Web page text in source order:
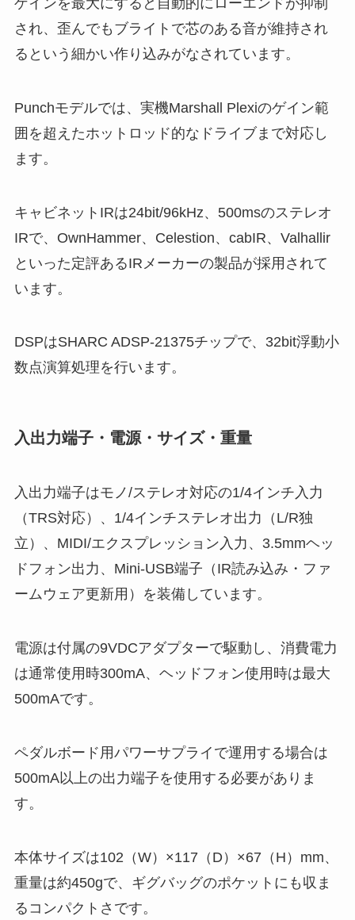
され、歪んでもブライトで芯のある音が維持され
るという細かい作り込みがなされています。
Punchモデルでは、実機Marshall Plexiのゲイン範
囲を超えたホットロッド的なドライブまで対応し
ます。
キャビネットIRは24bit/96kHz、500msのステレオ
IRで、OwnHammer、Celestion、cabIR、Valhallir
といった定評あるIRメーカーの製品が採用されて
います。
DSPはSHARC ADSP-21375チップで、32bit浮動小
数点演算処理を行います。
入出力端子・電源・サイズ・重量
入出力端子はモノ/ステレオ対応の1/4インチ入力
（TRS対応）、1/4インチステレオ出力（L/R独
立）、MIDI/エクスプレッション入力、3.5mmヘッ
ドフォン出力、Mini-USB端子（IR読み込み・ファ
ームウェア更新用）を装備しています。
電源は付属の9VDCアダプターで駆動し、消費電力
は通常使用時300mA、ヘッドフォン使用時は最大
500mAです。
ペダルボード用パワーサプライで運用する場合は
500mA以上の出力端子を使用する必要がありま
す。
本体サイズは102（W）×117（D）×67（H）mm、
重量は約450gで、ギグバッグのポケットにも収ま
るコンパクトさです。